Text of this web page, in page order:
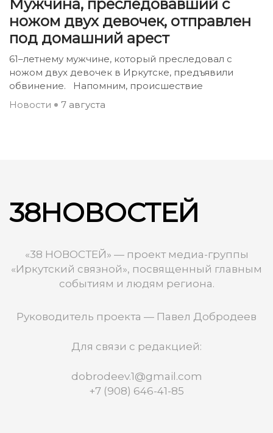
Мужчина, преследовавший с
ножом двух девочек, отправлен
под домашний арест
61–летнему мужчине, который преследовал с
ножом двух девочек в Иркутске, предъявили
обвинение. Напомним, происшествие
Новости
7 августа
38НОВОСТЕЙ
«38 НОВОСТЕЙ» — проект медиа-группы
«Иркутский связной», посвященный главным
событиям и людям региона.
Руководитель проекта — Павел Добродеев
Для связи с редакцией:
dobrodeev.1@gmail.com
+7 (908) 646-41-85